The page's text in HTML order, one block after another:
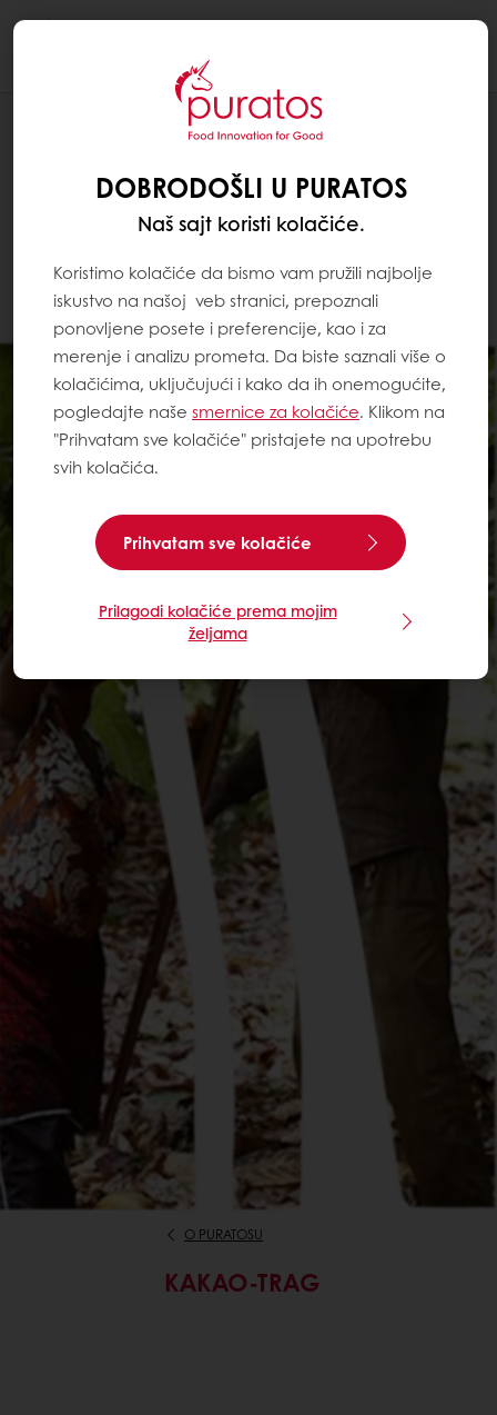
O PURATOSU
KAKAO-TRAG
DOBRODOŠLI U PURATOS
Naš sajt koristi kolačiće.
Koristimo kolačiće da bismo vam pružili najbolje
iskustvo na našoj veb stranici, prepoznali
ponovljene posete i preferencije, kao i za
merenje i analizu prometa. Da biste saznali više o
kolačićima, uključujući i kako da ih onemogućite,
pogledajte naše smernice za kolačiće. Klikom na
"Prihvatam sve kolačiće" pristajete na upotrebu
svih kolačića.
Prihvatam sve kolačiće
Prilagodi kolačiće prema mojim
željama